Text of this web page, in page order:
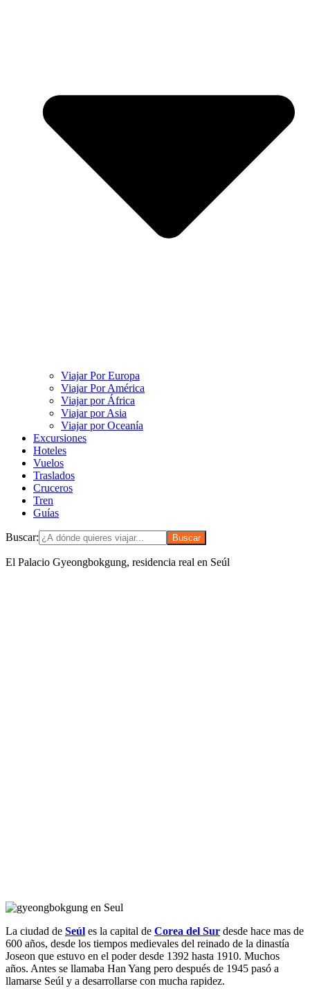
Viajar Por Europa
Viajar Por América
Viajar por África
Viajar por Asia
Viajar por Oceanía
Excursiones
Hoteles
Vuelos
Traslados
Cruceros
Tren
Guías
Buscar:
El Palacio Gyeongbokgung, residencia real en Seúl
La ciudad de Seúl es la capital de Corea del Sur desde hace mas de
600 años, desde los tiempos medievales del reinado de la dinastía
Joseon que estuvo en el poder desde 1392 hasta 1910. Muchos
años. Antes se llamaba Han Yang pero después de 1945 pasó a
llamarse Seúl y a desarrollarse con mucha rapidez.